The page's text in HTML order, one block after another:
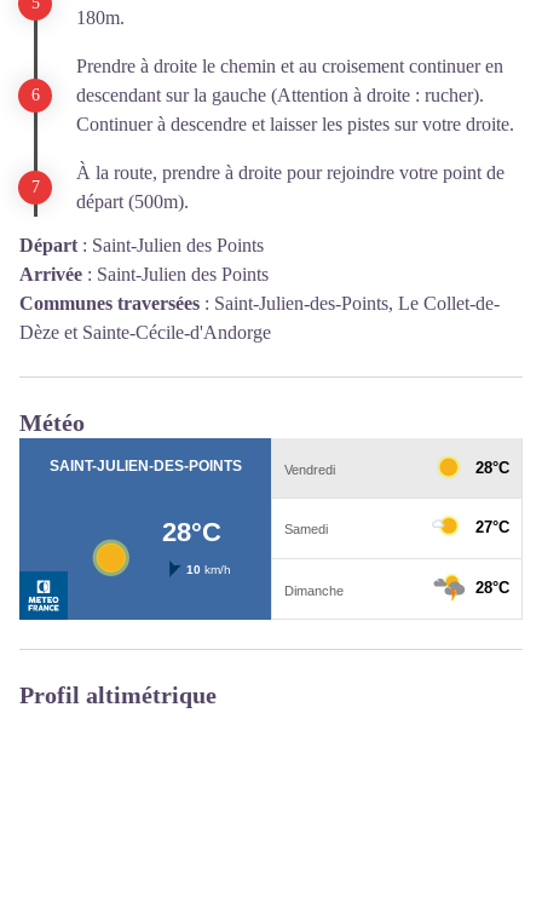
180m.
Prendre à droite le chemin et au croisement continuer en
descendant sur la gauche (Attention à droite : rucher).
Continuer à descendre et laisser les pistes sur votre droite.
À la route, prendre à droite pour rejoindre votre point de
départ (500m).
Départ : Saint-Julien des Points
Arrivée : Saint-Julien des Points
Communes traversées : Saint-Julien-des-Points, Le Collet-de-
Dèze et Sainte-Cécile-d'Andorge
Météo
Profil altimétrique